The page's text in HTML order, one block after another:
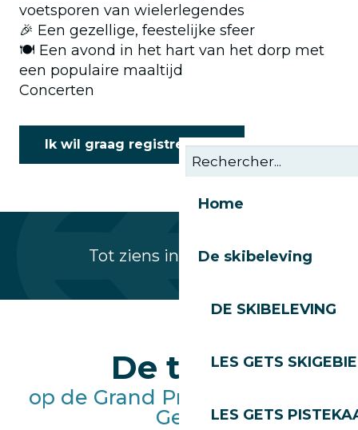
Home
De skibeleving
DE SKIBELEVING
LES GETS
LES GETS
voetsporen van wielerlegendes
🎉 Een gezellige, feestelijke sfeer
🍽️ Een avond in het hart van het dorp met
een populaire maaltijd
Concerten
Ik wil graag registreren
Tot ziens in Les Gets in
De tests
op de Grand Prix Cycliste des
Gets